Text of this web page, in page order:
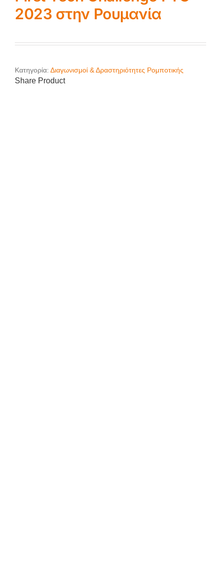
2023 στην Ρουμανία
Κατηγορία: Διαγωνισμοί & Δραστηριότητες Ρομποτικής
Share Product